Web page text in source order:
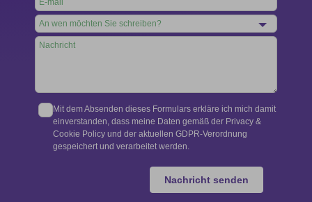
Mit dem Absenden dieses Formulars erkläre ich mich damit
einverstanden, dass meine Daten gemäß der Privacy &
Cookie Policy und der aktuellen GDPR-Verordnung
gespeichert und verarbeitet werden.
Nachricht senden